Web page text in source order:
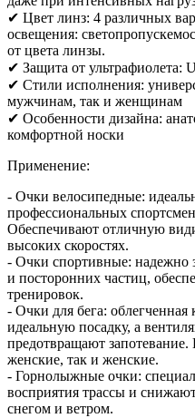
✔ Цвет линз: 4 различных
освещения:
от цвета линзы.
✔ Защита от ультрафиолета:
✔ Стили исполнения:
мужчинам, так и женщинам
✔ Особенности дизайна:
комфортной носки
Применение:
- Очки велосипедные:
профессиональных
Обеспечивают отличную
высоких скоростях.
- Очки спортивные: надежно
и посторонних частиц,
тренировок.
- Очки для бега: облегченная
идеальную посадку, а
предотвращают запотевание.
женские, так и женские.
- Горнолыжные очки:
восприятия трассы и
снегом и ветром.